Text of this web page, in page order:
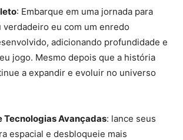
: Embarque em uma jornada para
eu com um enredo
adicionando profundidade e
jogo. Mesmo depois que a história
a expandir e evoluir no universo
Tecnologias Avançadas: lance seus
espacial e desbloqueie mais